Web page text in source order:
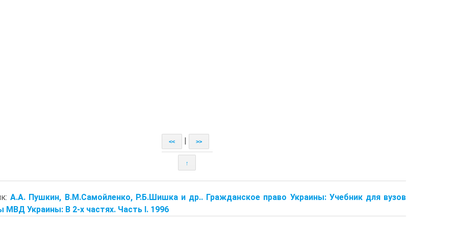
<< >>
↑
А.А. Пушкин, В.М.Самойленко, Р.Б.Шишка и др.. Гражданское право Украины: Учебник для вузов
МВД Украины: В 2-х частях. Часть I. 1996